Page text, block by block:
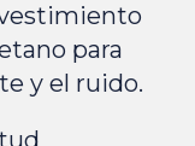
para
y el ruido.